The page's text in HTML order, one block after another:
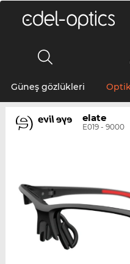
Güneş gözlükleri
elate
E019 - 9000